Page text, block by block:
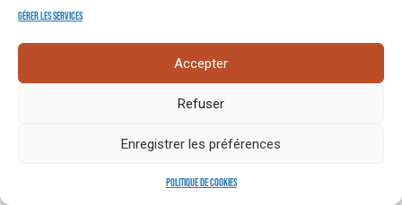
Gérer les services
Accepter
Refuser
Enregistrer les préférences
Politique de cookies